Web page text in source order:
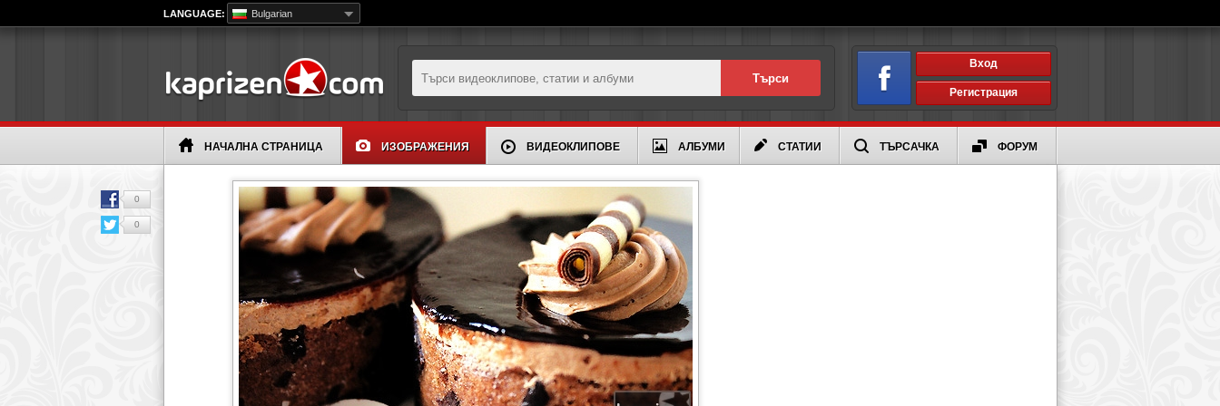
LANGUAGE: Bulgarian
Вход
Регистрация
НАЧАЛНА СТРАНИЦА ИЗОБРАЖЕНИЯ ВИДЕОКЛИПОВЕ АЛБУМИ СТАТИИ ТЪРСАЧКА ФОРУМ
0
0